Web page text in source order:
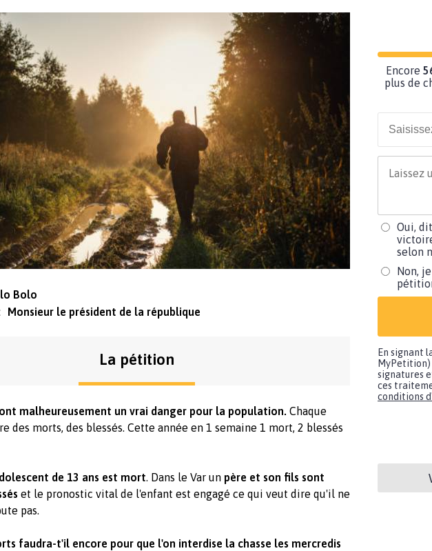
Bolo
Monsieur le président de la république
La pétition
malheureusement un vrai danger pour la population. Chaque
des morts, des blessés. Cette année en 1 semaine 1 mort, 2 blessés
de 13 ans est mort. Dans le Var un père et son fils sont
et le pronostic vital de l'enfant est engagé ce qui veut dire qu'il ne
pas.
faudra-t'il encore pour que l'on interdise la chasse les mercredis
Encore
plus de
Oui,
selon
Non,
En signant
MyPetition)
signatures
ces
conditions